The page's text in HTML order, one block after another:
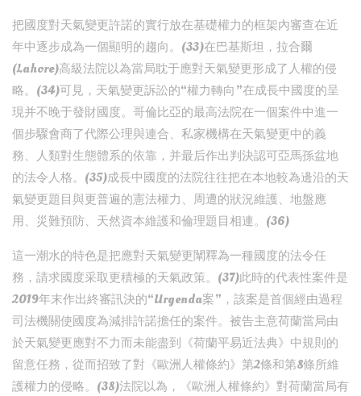
把國度對天氣變更許諾的實行放在基礎權力的框架內審查在近
年中逐步成為一個顯明的趨向。(33)在巴基斯坦，拉合爾
(Lahore)高級法院以為當局耽于應對天氣變更形成了人權的侵
略。(34)可見，天氣變更訴訟的“權力轉向”在成長中國度的呈
現并不晚于發財國度。哥倫比亞的最高法院在一個案件中進一
個步驟會商了代際公理與連合、私家機構在天氣變更中的義
務、人類對生態體系的依靠，并最后作出判決認可亞馬孫盆地
的法令人格。(35)成長中國度的法院往往把在本地較為邊沿的天
氣變更題目與更普遍的憲法權力、周遭的狀況維護、地盤應
用、災難預防、天然資本維護和倫理題目相連。(36)
這一潮水的特色是把應對天氣變更闡釋為一種國度的法令任
務，請求國度采取更積極的天氣政策。(37)此時的代表性案件是
2019年末作出終審訊決的“Urgenda案”，該案是首個經由過程
司法機關使國度為減排許諾擔任的案件。被告主意荷蘭當局由
於天氣變更應對不力而未能盡到《荷蘭平易近法典》中規則的
留意任務，從而招致了對《歐洲人權條約》第2條和第8條所維
護權力的侵略。(38)法院以為，《歐洲人權條約》對荷蘭當局有